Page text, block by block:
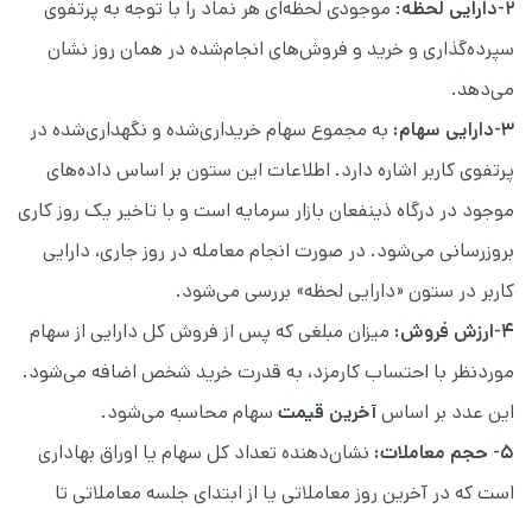
۲-دارایی لحظه
: موجودی لحظه‌ای هر نماد را با توجه به پرتفوی
سپرده‌گذاری و خرید و فروش‌های انجام‌شده در همان روز نشان
می‌دهد.
۳-دارایی سهام:
به مجموع سهام‌ خریداری‌شده و نگهداری‌شده در
پرتفوی کاربر اشاره دارد. اطلاعات این ستون بر اساس داده‌های
موجود در درگاه ذینفعان بازار سرمایه است و با تاخیر یک روز کاری
بروزرسانی می‌شود. در صورت انجام معامله در روز جاری، دارایی
کاربر در ستون «دارایی لحظه» بررسی می‌شود.
۴-ارزش فروش:
میزان مبلغی که پس از فروش کل دارایی از سهام
موردنظر با احتساب کارمزد، به قدرت خرید شخص اضافه می‌شود.
این عدد بر اساسآخرین قیمت سهام محاسبه می‌شود.
۵- حجم معاملات:
نشان‌دهنده تعداد کل سهام یا اوراق بهاداری
است که در آخرین روز معاملاتی یا از ابتدای جلسه معاملاتی تا